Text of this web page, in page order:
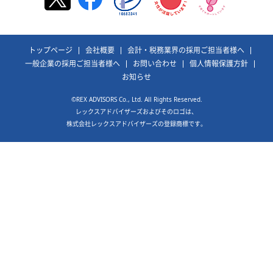
トップページ 会社概要
会計・税務業界の採用ご担当者様へ
一般企業の採用ご担当者様へ
お問い合わせ
個人情報保護方針
お知らせ
©REX ADVISORS Co., Ltd. All Rights Reserved.
レックスアドバイザーズおよびそのロゴは、
株式会社レックスアドバイザーズの登録商標です。